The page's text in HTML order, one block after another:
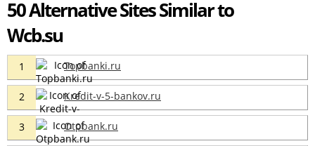
50 Alternative Sites Similar to
Wcb.su
1 Topbanki.ru
2 Kredit-v-5-bankov.ru
3 Otpbank.ru